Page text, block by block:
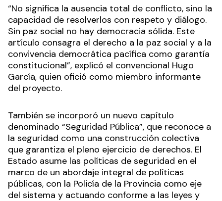
“No significa la ausencia total de conflicto, sino la
capacidad de resolverlos con respeto y diálogo.
Sin paz social no hay democracia sólida. Este
artículo consagra el derecho a la paz social y a la
convivencia democrática pacífica como garantía
constitucional”, explicó el convencional Hugo
García, quien ofició como miembro informante
del proyecto.
También se incorporó un nuevo capítulo
denominado “Seguridad Pública”, que reconoce a
la seguridad como una construcción colectiva
que garantiza el pleno ejercicio de derechos. El
Estado asume las políticas de seguridad en el
marco de un abordaje integral de políticas
públicas, con la Policía de la Provincia como eje
del sistema y actuando conforme a las leyes y